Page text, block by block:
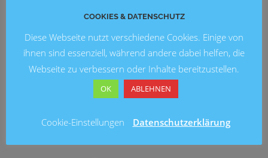
Trickfilm AG gewinnt „Filmklappe 2017“
Die Trickfilm AG der Albert-Schweitzer-Schule in Hannover-
Linden hat mit „Hui und Bu“ den Kurzfilmwettbewerb
„Filmklappe 2017“ gewonnen. An dem Wettbewerb des
„Medienzentrum der Region Hannover“, der dieses Jahr
COOKIES & DATENSCHUTZ
Diese Webseite nutzt verschiedene Cookies. Einige von
ihnen sind essenziell, während andere dabei helfen, die
Webseite zu verbessern oder Inhalte bereitzustellen.
OK ABLEHNEN
Cookie-Einstellungen Datenschutzerklärung